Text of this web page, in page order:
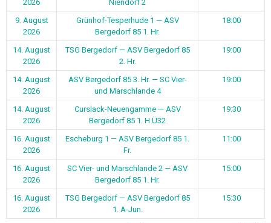
2026
Niendorf 2
9. August
2026
Grünhof-Tesperhude 1 — ASV
Bergedorf 85 1. Hr.
18:00
14. August
2026
TSG Bergedorf — ASV Bergedorf 85
2. Hr.
19:00
14. August
2026
ASV Bergedorf 85 3. Hr. — SC Vier-
und Marschlande 4
19:00
14. August
2026
Curslack-Neuengamme — ASV
Bergedorf 85 1. H Ü32
19:30
16. August
2026
Escheburg 1 — ASV Bergedorf 85 1.
Fr.
11:00
16. August
2026
SC Vier- und Marschlande 2 — ASV
Bergedorf 85 1. Hr.
15:00
16. August
2026
TSG Bergedorf — ASV Bergedorf 85
1. A-Jun.
15:30